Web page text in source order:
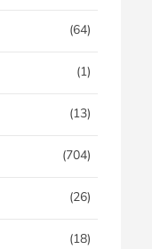
(64)
(1)
(13)
(704)
(26)
(18)